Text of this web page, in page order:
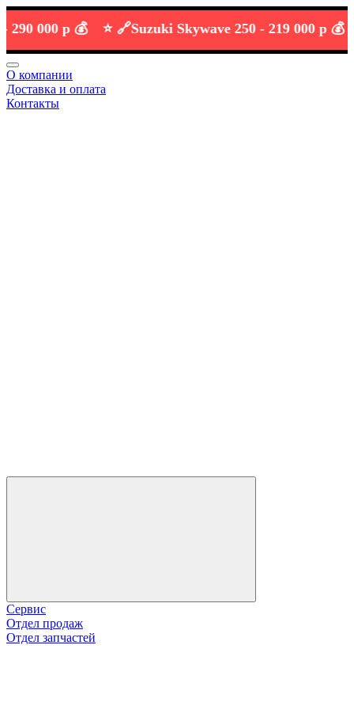
000 р 💰 ⭐️ 🔗 Suzuki Skywave 250 -219 000 р 💰
О компании
Доставка и оплата
Контакты
Сервис
Отдел продаж
Отдел запчастей